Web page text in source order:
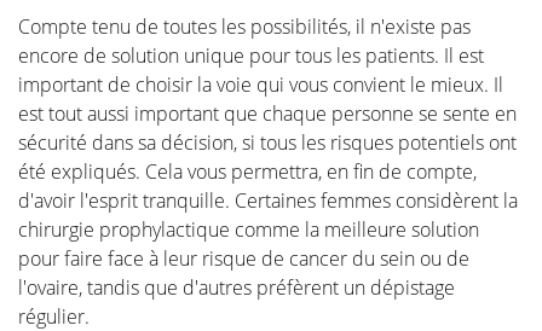
Compte tenu de toutes les possibilités, il n'existe pas
encore de solution unique pour tous les patients. Il est
important de choisir la voie qui vous convient le mieux. Il
est tout aussi important que chaque personne se sente en
sécurité dans sa décision, si tous les risques potentiels ont
été expliqués. Cela vous permettra, en fin de compte,
d'avoir l'esprit tranquille. Certaines femmes considèrent la
chirurgie prophylactique comme la meilleure solution
pour faire face à leur risque de cancer du sein ou de
l'ovaire, tandis que d'autres préfèrent un dépistage
régulier.